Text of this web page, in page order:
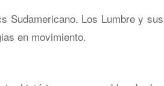
Sudamericano. Los Lumbre y sus
en movimiento.